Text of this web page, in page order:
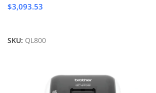
$3,093.53
SKU: QL800